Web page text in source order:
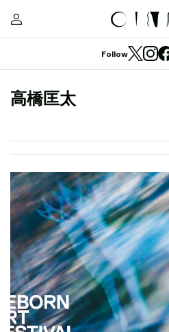
Follow
高橋匡太